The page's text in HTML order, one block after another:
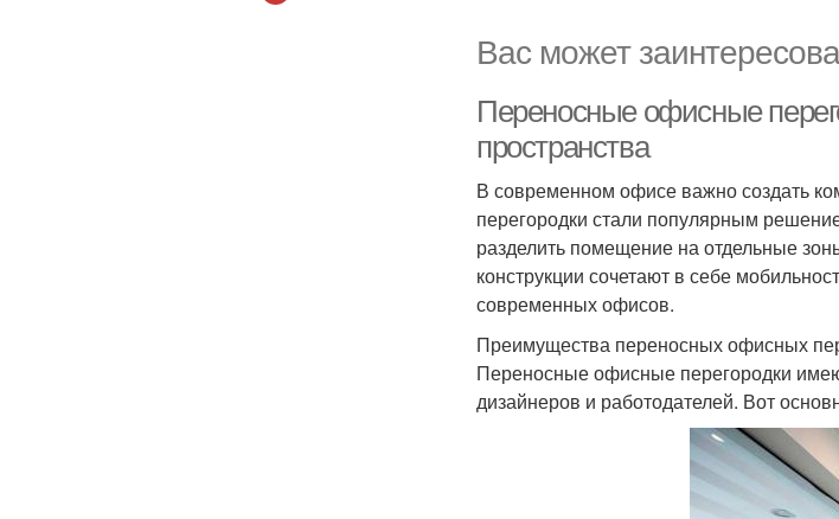
Вас может
Переносные офисные
пространства
В современном офисе важно создать
перегородки стали популярным
разделить помещение на отдельные
конструкции сочетают в себе
современных офисов.
Преимущества переносных офисных
Переносные офисные перегородки
дизайнеров и работодателей. Вот